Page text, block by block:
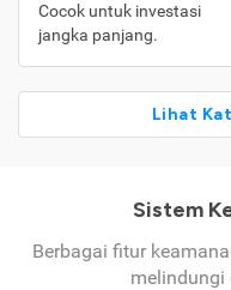
Cocok untuk investasi
jangka panjang.
Lihat
Sistem
Berbagai fitur
melindungi